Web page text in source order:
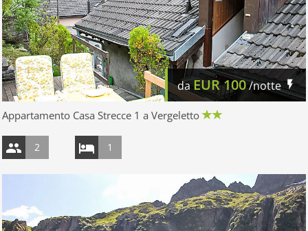
daEUR100/notte
Appartamento Casa Strecce 1 a Vergeletto
2 1